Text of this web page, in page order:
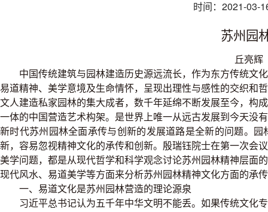
时间：2021-03-
苏州园
丘亮辉
中国传统建筑与园林建造历史源远流长，作为东方传统文
易道精神、美学意境及生命情怀，呈现出理性与感性的交织和
文人建造私家园林的集大成者，数千年延绵不断发展至今，构
一体的中国营造艺术构架。是世界上唯一从远古发展到今天没
新时代苏州园林全面承传与创新的发展道路是全新的问题。
新，容易忽视精神文化的承传和创新。殷瑞钰院士在第一次会
美学问题，都是从现代哲学和科学观念讨论苏州园林精神层面
现代风水、易道美学等方面来分析苏州园林精神文化方面的承
一、易道文化是苏州园林营造的理论源泉
习近平总书记认为五千年中华文明不能丢。如果传统文化